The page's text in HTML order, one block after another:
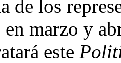
de los
marzo y
este